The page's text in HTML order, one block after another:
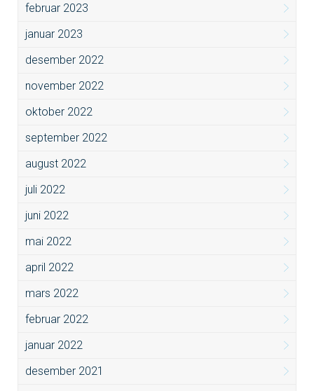
februar 2023
januar 2023
desember 2022
november 2022
oktober 2022
september 2022
august 2022
juli 2022
juni 2022
mai 2022
april 2022
mars 2022
februar 2022
januar 2022
desember 2021